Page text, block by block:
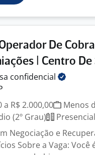
De
| Centro De
confidencial
a R$ 2.000,00
Menos
(2º Grau)
Presencial
Negociação e
Sobre a Vaga: